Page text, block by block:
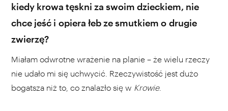
kiedy krowa tęskni za swoim dzieckiem, nie
chce jeść i opiera łeb ze smutkiem o drugie
zwierzę?
Miałam odwrotne wrażenie na planie – że wielu rzeczy
nie udało mi się uchwycić. Rzeczywistość jest dużo
bogatsza niż to, co znalazło się w Krowie.